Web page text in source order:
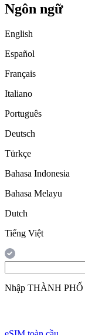
Ngôn ngữ
English
Español
Français
Italiano
Português
Deutsch
Türkçe
Bahasa Indonesia
Bahasa Melayu
Dutch
Tiếng Việt
Nhập THÀNH PHỐ